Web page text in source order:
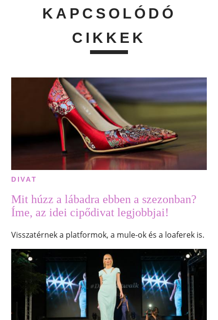
KAPCSOLÓDÓ
CIKKEK
DIVAT
Mit húzz a lábadra ebben a szezonban?
Íme, az idei cipődivat legjobbjai!
Visszatérnek a platformok, a mule-ok és a loaferek is.